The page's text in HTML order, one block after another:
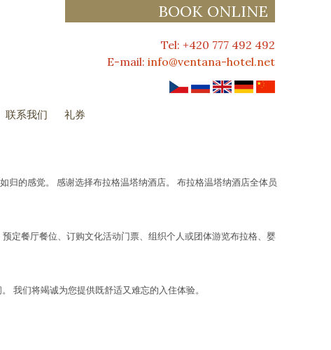
BOOK ONLINE
Tel: +420 777 492 492
E-mail: info@ventana-hotel.net
联系我们 礼券
的感觉。 感谢选择布拉格温塔纳酒店。 布拉格温塔纳酒店全体员
定餐厅餐位、订购文化活动门票、组织个人或团体游览布拉格、婴
我们将竭诚为您提供既舒适又难忘的入住体验。